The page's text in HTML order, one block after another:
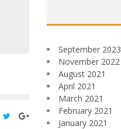
September 2023
November 2022
August 2021
April 2021
March 2021
February 2021
January 2021